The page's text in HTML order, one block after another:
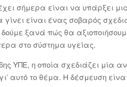
σήμερα είναι να υπάρξει
είναι ένας σοβαρός
ξανά πώς θα
στο σύστημα υγείας.
ΥΠΕ, η οποία σχεδιάζει μία
γι’ αυτό το θέμα. Η δέσμευση